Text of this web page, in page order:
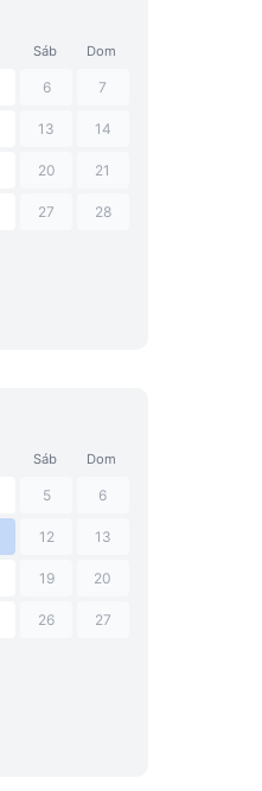
Sáb Dom
6 7
13 14
20 21
27 28
Sáb Dom
5 6
12 13
19 20
26 27